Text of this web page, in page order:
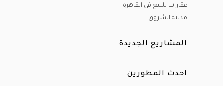
عقارات للبيع في القاهرة
مدينة الشروق
المشاريع الجديدة
احدث المطورين